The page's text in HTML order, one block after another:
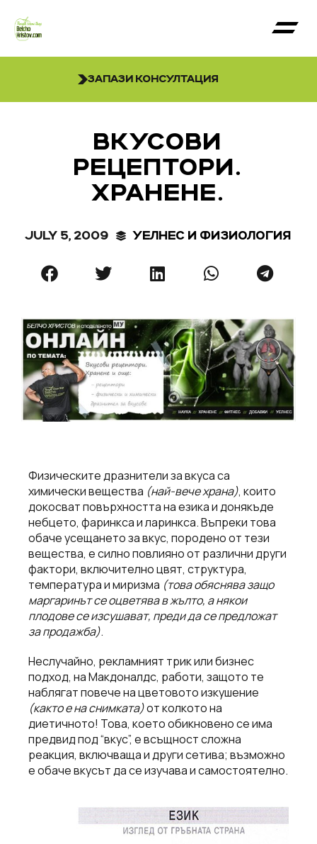
ЗАПАЗИ КОНСУЛТАЦИЯ
ВКУСОВИ
РЕЦЕПТОРИ.
ХРАНЕНЕ.
JULY 5, 2009 УЕЛНЕС И ФИЗИОЛОГИЯ
Физическите дразнители за вкуса са
химически вещества (най-вече храна), които
докосват повърхността на езика и донякъде
небцето, фаринкса и ларинкса. Въпреки това
обаче усещането за вкус, породено от тези
вещества, е силно повлияно от различни други
фактори, включително цвят, структура,
температура и миризма (това обяснява защо
маргаринът се оцветява в жълто, а някои
плодове се изсушават, преди да се предложат
за продажба).
Неслучайно, рекламният трик или бизнес
подход, на Макдоналдс, работи, защото те
наблягат повече на цветовото изкушение
(както е на снимката)от колкото на
диетичното! Това, което обикновено се има
предвид под “вкус”, е всъщност сложна
реакция, включваща и други сетива; възможно
е обаче вкусът да се изучава и самостоятелно.